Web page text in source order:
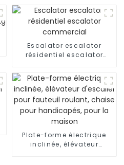
avec voiture de luxe
Escalator escalator
résidentiel escalator
Plate-forme électrique
inclinée, élévateur